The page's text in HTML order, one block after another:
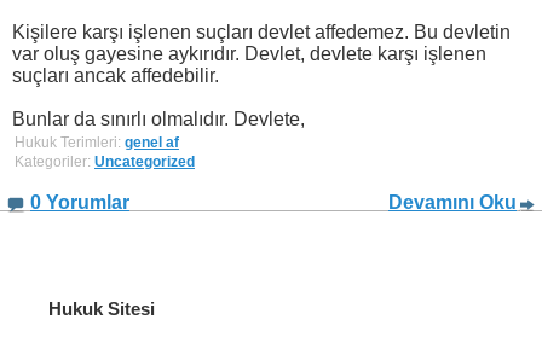
Kişilere karşı işlenen suçları devlet affedemez. Bu devletin
var oluş gayesine aykırıdır. Devlet, devlete karşı işlenen
suçları ancak affedebilir.
Bunlar da sınırlı olmalıdır. Devlete,
Hukuk Terimleri: genel af
Kategoriler: Uncategorized
0 Yorumlar Devamını Oku
Hukuk Sitesi